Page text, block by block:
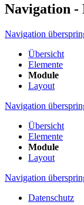
Navigation -
Navigation
Übersicht
Elemente
Module
Layout
Navigation
Übersicht
Elemente
Module
Layout
Navigation
Datenschutz